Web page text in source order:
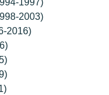
1997)
2003)
2016)